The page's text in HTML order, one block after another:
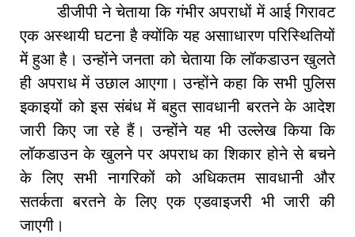
डीजीपी ने चेताया कि गंभीर अपराधों में आई गिरावट
एक अस्थायी घटना है क्योंकि यह असााधारण परिस्थितियों
में हुआ है। उन्होंने जनता को चेताया कि लॉकडाउन खुलते
ही अपराध में उछाल आएगा। उन्होंने कहा कि सभी पुलिस
इकाइयों को इस संबंध में बहुत सावधानी बरतने के आदेश
जारी किए जा रहे हैं। उन्होंने यह भी उल्लेख किया कि
लॉकडाउन के खुलने पर अपराध का शिकार होने से बचने
के लिए सभी नागरिकों को अधिकतम सावधानी और
सतर्कता बरतने के लिए एक एडवाइजरी भी जारी की
जाएगी।